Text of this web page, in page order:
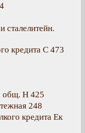
сталелитейн.
кредита С 473
общ. Н 425
248
кредита Ек